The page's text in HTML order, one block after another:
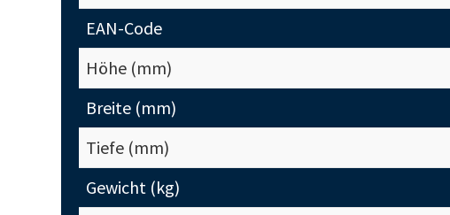
EAN-Code
Höhe (mm)
Breite (mm)
Tiefe (mm)
Gewicht (kg)